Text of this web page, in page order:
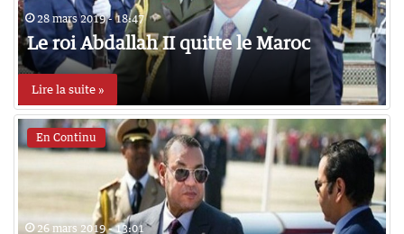
28 mars 2019 - 18:47
Le roi Abdallah II quitte le Maroc
Lire la suite »
En Continu
26 mars 2019 - 13:01